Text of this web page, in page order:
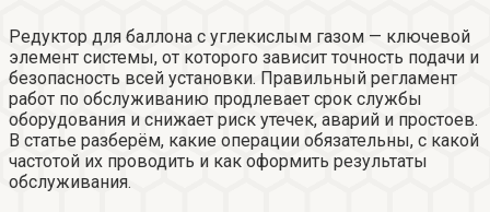
Редуктор для баллона с углекислым газом — ключевой
элемент системы, от которого зависит точность подачи и
безопасность всей установки. Правильный регламент
работ по обслуживанию продлевает срок службы
оборудования и снижает риск утечек, аварий и простоев.
В статье разберём, какие операции обязательны, с какой
частотой их проводить и как оформить результаты
обслуживания.